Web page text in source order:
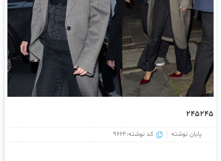
245245
پایان نوشته کد نوشته:9664